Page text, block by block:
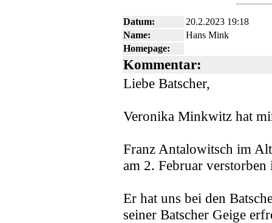
Datum:
20.2.2023 19:18
Name:
Hans Mink
Homepage:
Kommentar:
Liebe Batscher,
Veronika Minkwitz hat
Franz Antalowitsch im
am 2. Februar verstorben
Er hat uns bei den
seiner Batscher Geige